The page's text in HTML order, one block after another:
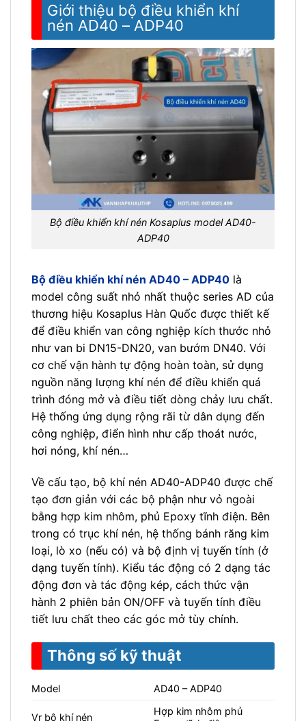
Giới thiệu bộ điều khiển khí
nén AD40 – ADP40
Bộ điều khiển khí nén Kosaplus model AD40-
ADP40
Bộ điều khiển khí nén AD40 – ADP40 là
model công suất nhỏ nhất thuộc series AD của
thương hiệu Kosaplus Hàn Quốc được thiết kế
để điều khiển van công nghiệp kích thước nhỏ
như van bi DN15-DN20, van bướm DN40. Với
cơ chế vận hành tự động hoàn toàn, sử dụng
nguồn năng lượng khí nén để điều khiển quá
trình đóng mở và điều tiết dòng chảy lưu chất.
Hệ thống ứng dụng rộng rãi từ dân dụng đến
công nghiệp, điển hình như cấp thoát nước,
hơi nóng, khí nén…
Về cấu tạo, bộ khí nén AD40-ADP40 được chế
tạo đơn giản với các bộ phận như vỏ ngoài
bằng hợp kim nhôm, phủ Epoxy tĩnh điện. Bên
trong có trục khí nén, hệ thống bánh răng kim
loại, lò xo (nếu có) và bộ định vị tuyến tính (ở
dạng tuyến tính). Kiểu tác động có 2 dạng tác
động đơn và tác động kép, cách thức vận
hành 2 phiên bản ON/OFF và tuyến tính điều
tiết lưu chất theo các góc mở tùy chính.
Thông số kỹ thuật
Model AD40 – ADP40
Vr bộ khí nén
Hợp kim nhôm phủ